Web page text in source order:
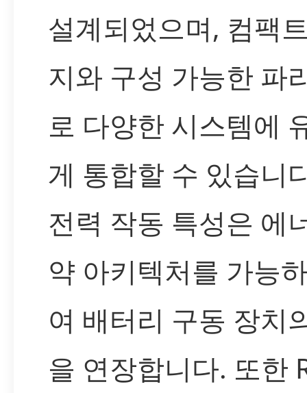
설계되었으며, 컴팩
지와 구성 가능한 파
로 다양한 시스템에
게 통합할 수 있습니
전력 작동 특성은 에
약 아키텍처를 가능
여 배터리 구동 장치
을 연장합니다. 또한